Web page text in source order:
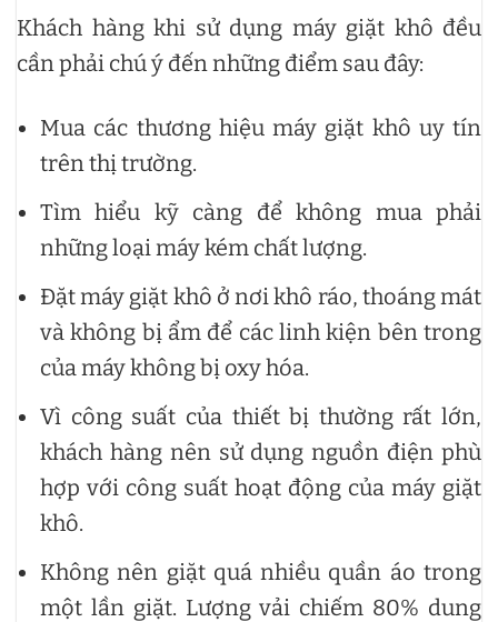
Khách hàng khi sử dụng máy giặt khô đều
cần phải chú ý đến những điểm sau đây:
Mua các thương hiệu máy giặt khô uy tín
trên thị trường.
Tìm hiểu kỹ càng để không mua phải
những loại máy kém chất lượng.
Đặt máy giặt khô ở nơi khô ráo, thoáng mát
và không bị ẩm để các linh kiện bên trong
của máy không bị oxy hóa.
Vì công suất của thiết bị thường rất lớn,
khách hàng nên sử dụng nguồn điện phù
hợp với công suất hoạt động của máy giặt
khô.
Không nên giặt quá nhiều quần áo trong
một lần giặt. Lượng vải chiếm 80% dung